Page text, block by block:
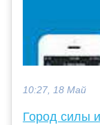
10:27, 18 Май
Город силы